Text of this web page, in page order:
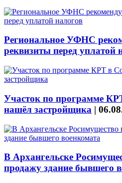
Региональное УФНС
реквизиты перед уплатой
Участок по программе
нашёл застройщика |
В Архангельске
продажу здание бывшего